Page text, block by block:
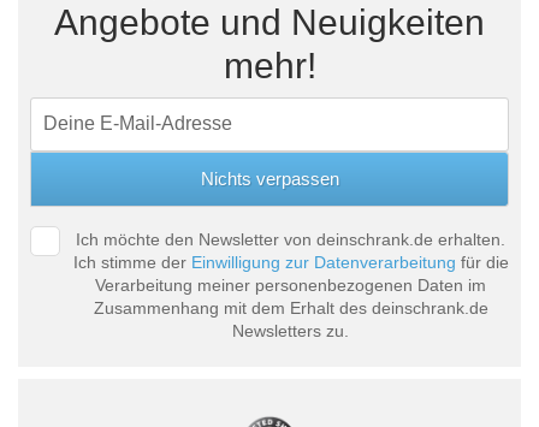
Angebote und Neuigkeiten
mehr!
Ich möchte den Newsletter von deinschrank.de erhalten.
Ich stimme der Einwilligung zur Datenverarbeitung für die
Verarbeitung meiner personenbezogenen Daten im
Zusammenhang mit dem Erhalt des deinschrank.de
Newsletters zu.